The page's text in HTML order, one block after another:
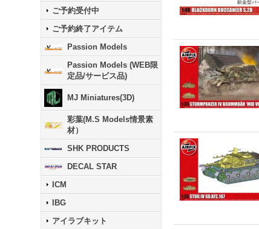
ご予約受付中
ご予約終了アイテム
Passion Models
Passion Models (WEB限
定品/サービス品)
MJ Miniatures(3D)
彩葉(M.S Models情景素
材）
SHK PRODUCTS
DECAL STAR
ICM
IBG
アイラブキット